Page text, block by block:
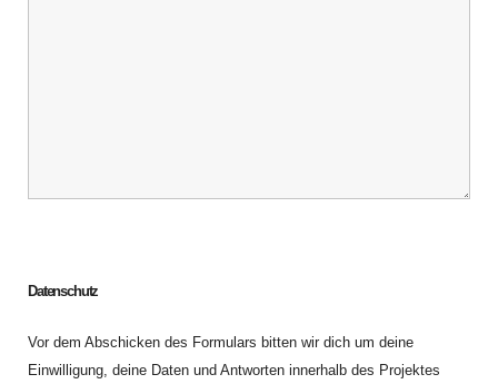
Datenschutz
Vor dem Abschicken des Formulars bitten wir dich um deine
Einwilligung, deine Daten und Antworten innerhalb des Projektes